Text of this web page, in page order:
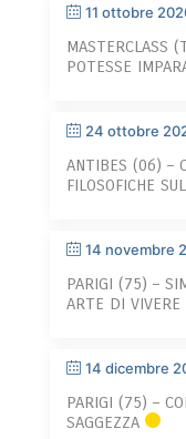
11 ottobre
MASTERCLASS
POTESSE
24 ottobre
ANTIBES (06) –
FILOSOFICHE
14 novembre
PARIGI (75) –
ARTE DI VIVERE
14 dicembre
PARIGI (75) –
SAGGEZZA